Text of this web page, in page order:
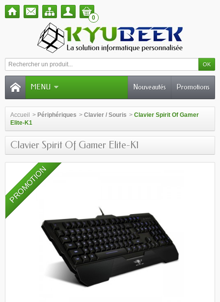
0
MENU Promotions
Nouveautés
Accueil > Périphériques > Clavier / Souris > Clavier Spirit Of Gamer
Elite-K1
Clavier Spirit Of Gamer Elite-K1
PROMOTION